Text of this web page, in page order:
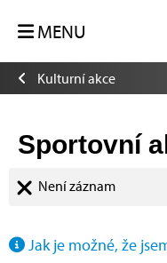
MENU
Kulturní akce
Sportovní
Není záznam
Jak je možné, že